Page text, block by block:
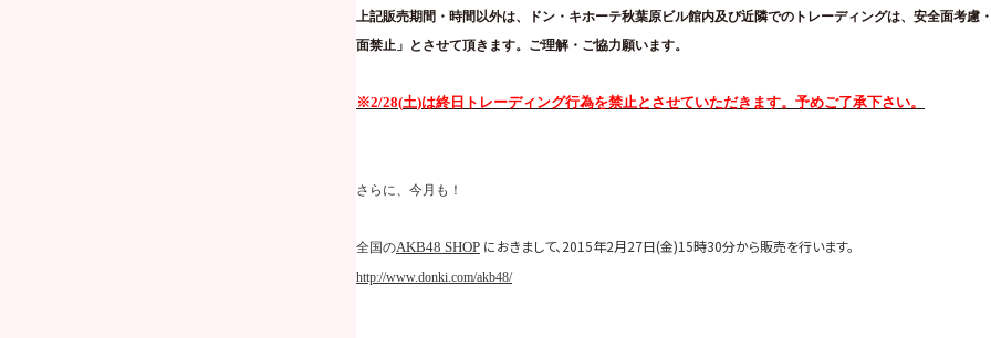
上記販売期間・時間以外は、ドン・キホーテ秋葉原ビル館内及び近隣でのトレーディングは、安全面考慮
面禁止」とさせて頂きます。ご理解・ご協力願います。
※2/28(土)は終日トレーディング行為を禁止とさせていただきます。予めご了承下さい。
さらに、今月も！
全国のAKB48 SHOP におきまして、 2015年2月27日(金)15時30分から販売を行います。
http://www.donki.com/akb48/